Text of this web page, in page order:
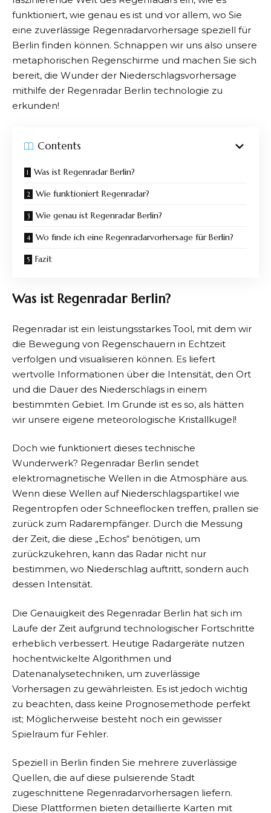
funktioniert, wie genau es ist und vor allem, wo Sie
eine zuverlässige Regenradarvorhersage speziell für
Berlin finden können. Schnappen wir uns also unsere
metaphorischen Regenschirme und machen Sie sich
bereit, die Wunder der Niederschlagsvorhersage
mithilfe der Regenradar Berlin technologie zu
erkunden!
Contents
Was ist Regenradar Berlin?
Wie funktioniert Regenradar?
Wie genau ist Regenradar Berlin?
Wo finde ich eine Regenradarvorhersage für Berlin?
Fazit
Was ist Regenradar Berlin?
Regenradar ist ein leistungsstarkes Tool, mit dem wir
die Bewegung von Regenschauern in Echtzeit
verfolgen und visualisieren können. Es liefert
wertvolle Informationen über die Intensität, den Ort
und die Dauer des Niederschlags in einem
bestimmten Gebiet. Im Grunde ist es so, als hätten
wir unsere eigene meteorologische Kristallkugel!
Doch wie funktioniert dieses technische
Wunderwerk? Regenradar Berlin sendet
elektromagnetische Wellen in die Atmosphäre aus.
Wenn diese Wellen auf Niederschlagspartikel wie
Regentropfen oder Schneeflocken treffen, prallen sie
zurück zum Radarempfänger. Durch die Messung
der Zeit, die diese „Echos“ benötigen, um
zurückzukehren, kann das Radar nicht nur
bestimmen, wo Niederschlag auftritt, sondern auch
dessen Intensität.
Die Genauigkeit des Regenradar Berlin hat sich im
Laufe der Zeit aufgrund technologischer Fortschritte
erheblich verbessert. Heutige Radargeräte nutzen
hochentwickelte Algorithmen und
Datenanalysetechniken, um zuverlässige
Vorhersagen zu gewährleisten. Es ist jedoch wichtig
zu beachten, dass keine Prognosemethode perfekt
ist; Möglicherweise besteht noch ein gewisser
Spielraum für Fehler.
Speziell in Berlin finden Sie mehrere zuverlässige
Quellen, die auf diese pulsierende Stadt
zugeschnittene Regenradarvorhersagen liefern.
Diese Plattformen bieten detaillierte Karten mit